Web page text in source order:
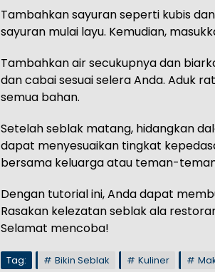
Tambahkan sayuran seperti kubis
sayuran mulai layu. Kemudian,
Tambahkan air secukupnya dan
dan cabai sesuai selera Anda. Aduk
semua bahan.
Setelah seblak matang, hidangkan
dapat menyesuaikan tingkat
bersama keluarga atau teman-
Dengan tutorial ini, Anda dapat
Rasakan kelezatan seblak ala
Selamat mencoba!
Tag: Bikin Seblak Kuliner